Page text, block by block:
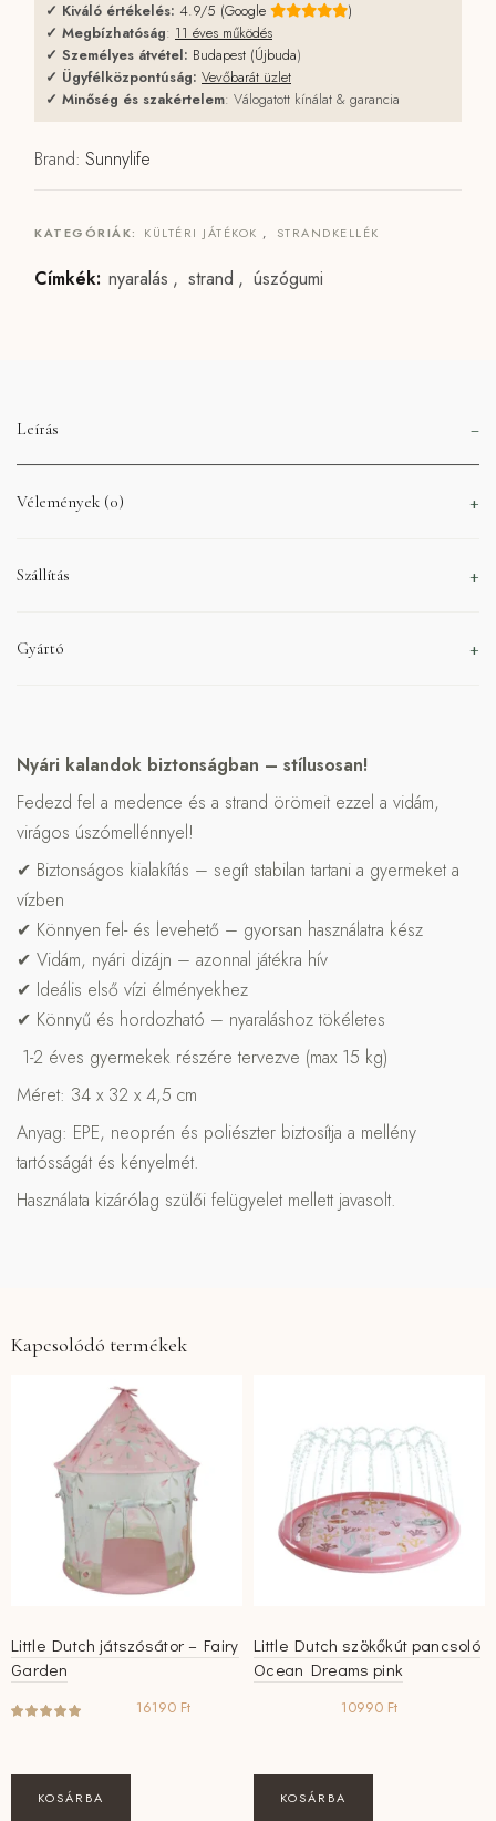
✓ Kiváló értékelés: 4.9/5 (Google
)
✓ Megbízhatóság: 11 éves működés
✓ Személyes átvétel: Budapest (Újbuda)
✓ Ügyfélközpontúság: Vevőbarát üzlet
✓ Minőség és szakértelem: Válogatott kínálat & garancia
Brand: Sunnylife
KATEGÓRIÁK: KÜLTÉRI JÁTÉKOK , STRANDKELLÉK
Címkék: nyaralás , strand , úszógumi
Leírás
Vélemények (0)
Szállítás
Gyártó
Nyári kalandok biztonságban – stílusosan!
Fedezd fel a medence és a strand örömeit ezzel a vidám,
virágos úszómellénnyel!
✔ Biztonságos kialakítás – segít stabilan tartani a gyermeket a
vízben
✔ Könnyen fel- és levehető – gyorsan használatra kész
✔ Vidám, nyári dizájn – azonnal játékra hív
✔ Ideális első vízi élményekhez
✔ Könnyű és hordozható – nyaraláshoz tökéletes
1-2 éves gyermekek részére tervezve (max 15 kg)
Méret: 34 x 32 x 4,5 cm
Anyag: EPE, neoprén és poliészter biztosítja a mellény
tartósságát és kényelmét.
Használata kizárólag szülői felügyelet mellett javasolt.
Kapcsolódó termékek
Little Dutch játszósátor – Fairy
Garden
16190 Ft
KOSÁRBA
Little Dutch szökőkút pancsoló
Ocean Dreams pink
10990 Ft
KOSÁRBA